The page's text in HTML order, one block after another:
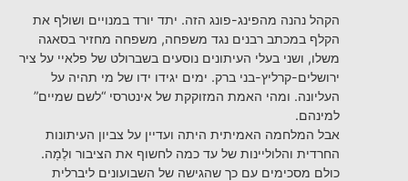
הקהל נהנה מהפינג-פונג הזה. יתד יורד במנויים ושולף את
הקלף במכתב רבנים נגד משפחה, משפחה מחזיר בסאגה
משלו, ושני בעלי העיתונים נוסעים בשברולט של פלאיי על ציר
ירושלים-קרליץ-בני ברק. ימים יגידו ידו של מי תהיה על
העליונה. ומהי האמת המזוקקת של אינטרסי “לשם שמיים”
למינהם.
אבל המלחמה האמיתית היתה ועדיין על צביון העיתונות
החרדית והלוליינות של עד כמה לחשוף את הציבור ולֶמָה.
כולם מסכימים עם כך שהגישה של השבועונים ליברלית